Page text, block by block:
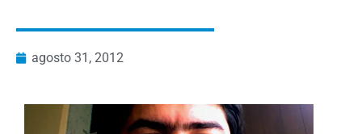
agosto 31, 2012